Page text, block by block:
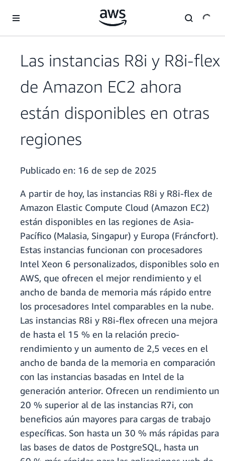
Las instancias R8i y R8i-flex
de Amazon EC2 ahora
están disponibles en otras
regiones
Publicado en: 16 de sep de 2025
A partir de hoy, las instancias R8i y R8i-flex de
Amazon Elastic Compute Cloud (Amazon EC2)
están disponibles en las regiones de Asia-
Pacífico (Malasia, Singapur) y Europa (Fráncfort).
Estas instancias funcionan con procesadores
Intel Xeon 6 personalizados, disponibles solo en
AWS, que ofrecen el mejor rendimiento y el
ancho de banda de memoria más rápido entre
los procesadores Intel comparables en la nube.
Las instancias R8i y R8i-flex ofrecen una mejora
de hasta el 15 % en la relación precio-
rendimiento y un aumento de 2,5 veces en el
ancho de banda de la memoria en comparación
con las instancias basadas en Intel de la
generación anterior. Ofrecen un rendimiento un
20 % superior al de las instancias R7i, con
beneficios aún mayores para cargas de trabajo
específicas. Son hasta un 30 % más rápidas para
las bases de datos de PostgreSQL, hasta un